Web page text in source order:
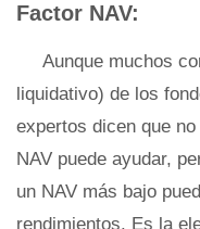
Factor NAV:
Aunque muchos
liquidativo) de los
expertos dicen que
NAV puede ayudar,
un NAV más bajo
rendimientos. Es la